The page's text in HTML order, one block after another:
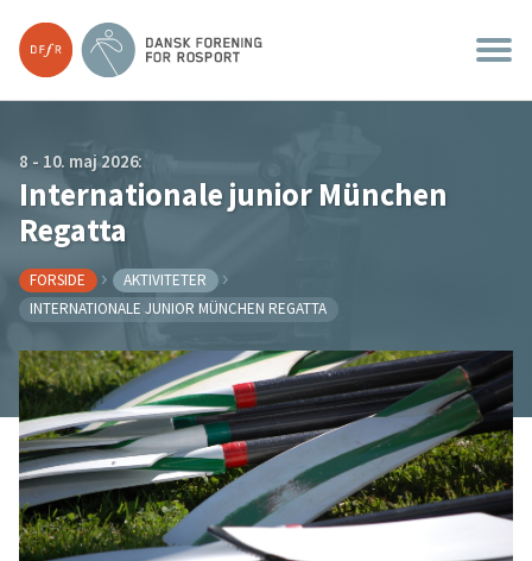
8 - 10. maj 2026:
Internationale junior München
Regatta
FORSIDE
AKTIVITETER
INTERNATIONALE JUNIOR MÜNCHEN REGATTA